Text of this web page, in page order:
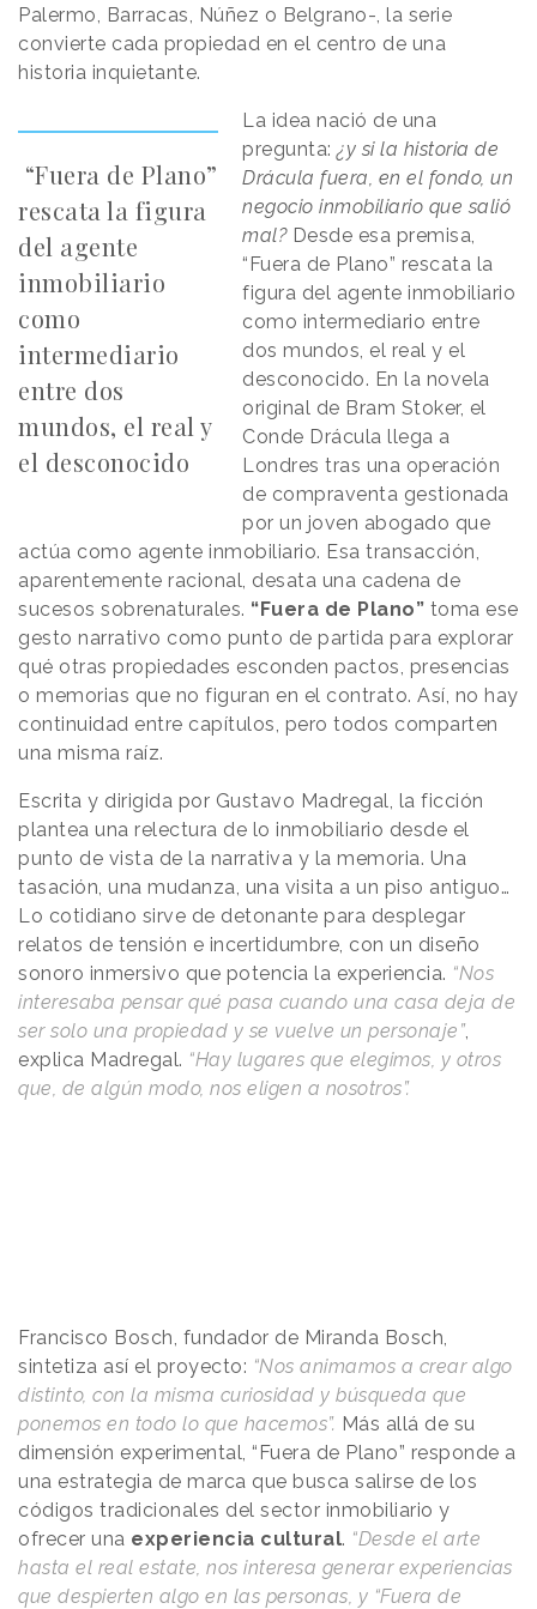
Palermo, Barracas, Núñez o Belgrano-, la serie
convierte cada propiedad en el centro de una
historia inquietante.
“Fuera de Plano”
rescata la figura
del agente
inmobiliario
como
intermediario
entre dos
mundos, el real y
el desconocido
La idea nació de una
pregunta: ¿y si la historia de
Drácula fuera, en el fondo, un
negocio inmobiliario que salió
mal? Desde esa premisa,
“Fuera de Plano” rescata la
figura del agente inmobiliario
como intermediario entre
dos mundos, el real y el
desconocido. En la novela
original de Bram Stoker, el
Conde Drácula llega a
Londres tras una operación
de compraventa gestionada
por un joven abogado que
actúa como agente inmobiliario. Esa transacción,
aparentemente racional, desata una cadena de
sucesos sobrenaturales. “Fuera de Plano” toma ese
gesto narrativo como punto de partida para explorar
qué otras propiedades esconden pactos, presencias
o memorias que no figuran en el contrato. Así, no hay
continuidad entre capítulos, pero todos comparten
una misma raíz.
Escrita y dirigida por Gustavo Madregal, la ficción
plantea una relectura de lo inmobiliario desde el
punto de vista de la narrativa y la memoria. Una
tasación, una mudanza, una visita a un piso antiguo…
Lo cotidiano sirve de detonante para desplegar
relatos de tensión e incertidumbre, con un diseño
sonoro inmersivo que potencia la experiencia. “Nos
interesaba pensar qué pasa cuando una casa deja de
ser solo una propiedad y se vuelve un personaje”,
explica Madregal. “Hay lugares que elegimos, y otros
que, de algún modo, nos eligen a nosotros”.
Francisco Bosch, fundador de Miranda Bosch,
sintetiza así el proyecto: “Nos animamos a crear algo
distinto, con la misma curiosidad y búsqueda que
ponemos en todo lo que hacemos”. Más allá de su
dimensión experimental, “Fuera de Plano” responde a
una estrategia de marca que busca salirse de los
códigos tradicionales del sector inmobiliario y
ofrecer una experiencia cultural. “Desde el arte
hasta el real estate, nos interesa generar experiencias
que despierten algo en las personas, y “Fuera de